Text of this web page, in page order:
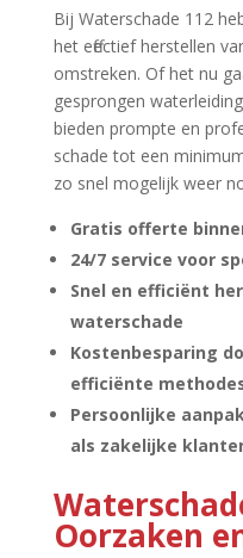
Bij Waterschade 112
het effectief herstellen
omstreken.​ Of het nu
gesprongen
bieden prompte en
schade tot een
zo snel mogelijk weer
Gratis offerte
24/7 service voor
Snel en efficiënt
waterschade
Kostenbesparing
efficiënte
Persoonlijke
als zakelijke
Oorzaken